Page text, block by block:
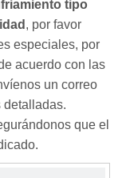
tipo
, por favor
especiales, por
acuerdo con las
un correo
detalladas.
que el